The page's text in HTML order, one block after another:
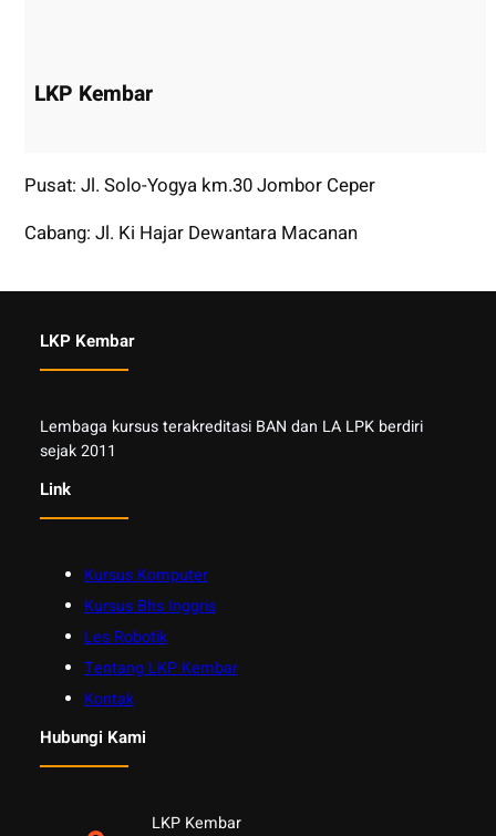
LKP Kembar
Pusat: Jl. Solo-Yogya km.30 Jombor Ceper
Cabang: Jl. Ki Hajar Dewantara Macanan
LKP Kembar
Lembaga kursus terakreditasi BAN dan LA LPK berdiri
sejak 2011
Link
Kursus Komputer
Kursus Bhs Inggris
Les Robotik
Tentang LKP Kembar
Kontak
Hubungi Kami
LKP Kembar